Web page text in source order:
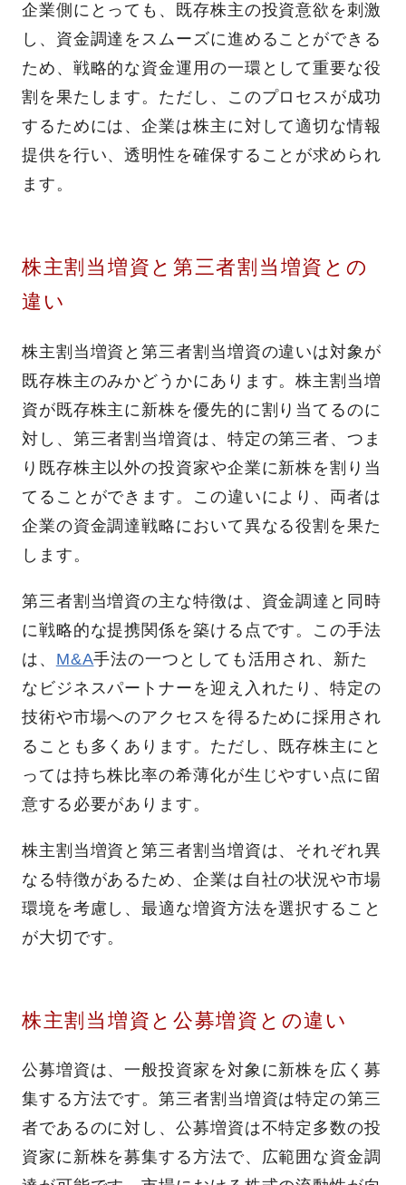
企業側にとっても、既存株主の投資意欲を刺激
し、資金調達をスムーズに進めることができる
ため、戦略的な資金運用の一環として重要な役
割を果たします。ただし、このプロセスが成功
するためには、企業は株主に対して適切な情報
提供を行い、透明性を確保することが求められ
ます。
株主割当増資と第三者割当増資との
違い
株主割当増資と第三者割当増資の違いは対象が
既存株主のみかどうかにあります。株主割当増
資が既存株主に新株を優先的に割り当てるのに
対し、第三者割当増資は、特定の第三者、つま
り既存株主以外の投資家や企業に新株を割り当
てることができます。この違いにより、両者は
企業の資金調達戦略において異なる役割を果た
します。
第三者割当増資の主な特徴は、資金調達と同時
に戦略的な提携関係を築ける点です。この手法
は、 M&A手法の一つとしても活用され、新た
なビジネスパートナーを迎え入れたり、特定の
技術や市場へのアクセスを得るために採用され
ることも多くあります。ただし、既存株主にと
っては持ち株比率の希薄化が生じやすい点に留
意する必要があります。
株主割当増資と第三者割当増資は、それぞれ異
なる特徴があるため、企業は自社の状況や市場
環境を考慮し、最適な増資方法を選択すること
が大切です。
株主割当増資と公募増資との違い
公募増資は、一般投資家を対象に新株を広く募
集する方法です。第三者割当増資は特定の第三
者であるのに対し、公募増資は不特定多数の投
資家に新株を募集する方法で、広範囲な資金調